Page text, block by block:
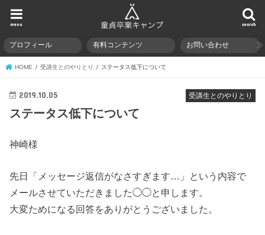
search
menu
プロフィール 有料コンテンツ お問い合わせ
HOME 受講生とのやりとり ステータス低下について
受講生とのやりとり
2019.10.05
ステータス低下について
神崎様
先日「メッセージ返信がなさすぎます…」という内容で
メールさせていただきました◯◯と申します。
大変ためになる回答をありがとうございました。